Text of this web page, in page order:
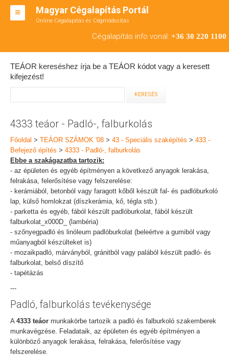
Magyar Cégalapítás Portál
Online Cégalapítás és Cégmódosítás
Cégalapítás info vonal: +36 30 220 1100
BT ALAPÍTÁS
RT ALAPÍTÁS
TEÁOR SZÁMOK '08
ENGEDÉLYKÖTELES
KAPCSOLAT
IRODÁK
TEÁOR kereséshez írja be a TEÁOR kódot vagy a keresett
kifejezést!
4333 teáor - Padló-, falburkolás
Főoldal > TEÁOR SZÁMOK '08 > 43 - Speciális szaképítés > 433 -
Befejező építés > 4333 - Padló-, falburkolás
Ebbe a szakágazatba tartozik:
- az épületen és egyéb építményen a következő anyagok lerakása,
felrakása, felerősítése vagy felszerelése:
- kerámiából, betonból vagy faragott kőből készült fal- és padlóburkoló
lap, külső homlokzat (díszkerámia, kő, tégla stb.)
- parketta és egyéb, fából készült padlóburkolat, fából készült
falburkolat_x000D_ (lambéria)
- szőnyegpadló és linóleum padlóburkolat (beleértve a gumiból vagy
műanyagból készülteket is)
- mozaikpadló, márványból, gránitból vagy palából készült padló- és
falburkolat, belső díszítő
- tapétázás
---
Padló, falburkolás tevékenysége
A 4333 teáor munkakörbe tartozik a padló és falburkoló szakemberek
munkavégzése. Feladataik, az épületen és egyéb építményen a
különböző anyagok lerakása, felrakása, felerősítése vagy
felszerelése.